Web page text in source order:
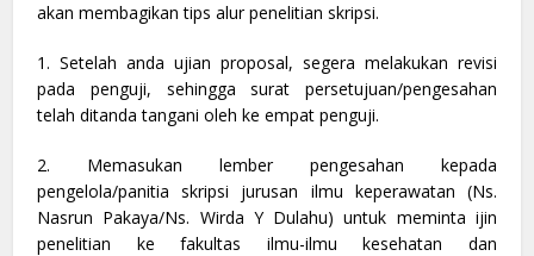
akan membagikan tips alur penelitian skripsi.
1. Setelah anda ujian proposal, segera melakukan revisi
pada penguji, sehingga surat persetujuan/pengesahan
telah ditanda tangani oleh ke empat penguji.
2. Memasukan lember pengesahan kepada
pengelola/panitia skripsi jurusan ilmu keperawatan (Ns.
Nasrun Pakaya/Ns. Wirda Y Dulahu) untuk meminta ijin
penelitian ke fakultas ilmu-ilmu kesehatan dan